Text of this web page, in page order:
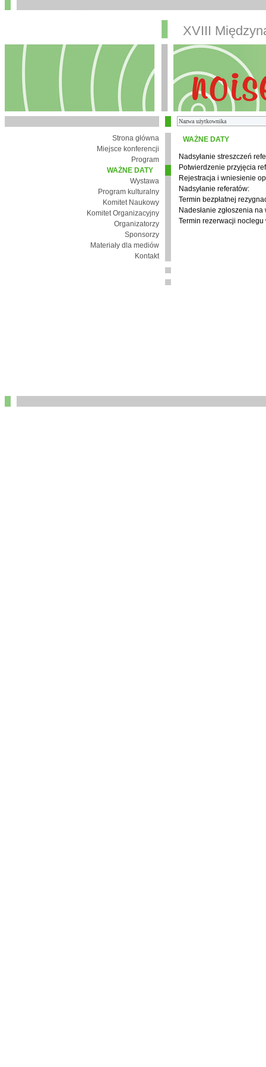
XVIII
Strona główna
Miejsce konferencji
Program
WAŻNE DATY
Wystawa
Program kulturalny
Komitet Naukowy
Komitet Organizacyjny
Organizatorzy
Sponsorzy
Materiały dla mediów
Kontakt
WAŻNE DATY
Nadsyłanie streszczeń
Potwierdzenie przyjęcia
Rejestracja i wniesienie
Nadsyłanie referatów:
Termin bezpłatnej
Nadesłanie zgłoszenia na
Termin rezerwacji